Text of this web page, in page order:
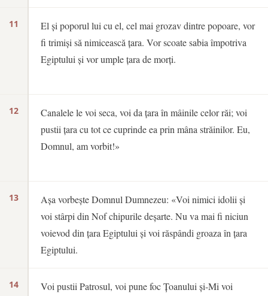
11
12
13
14
El și poporul lui cu el, cel mai grozav dintre popoare, vor
fi trimiși să nimicească țara. Vor scoate sabia împotriva
Egiptului și vor umple țara de morți.
Canalele le voi seca, voi da țara în mâinile celor răi; voi
pustii țara cu tot ce cuprinde ea prin mâna străinilor. Eu,
Domnul, am vorbit!»
Așa vorbește Domnul Dumnezeu: «Voi nimici idolii și
voi stârpi din Nof chipurile deșarte. Nu va mai fi niciun
voievod din țara Egiptului și voi răspândi groaza în țara
Egiptului.
Voi pustii Patrosul, voi pune foc Țoanului și-Mi voi